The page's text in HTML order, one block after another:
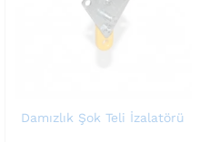
Damızlık Şok Teli İzalatörü